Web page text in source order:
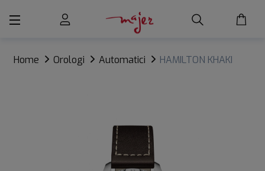
Home Orologi Automatici
HAMILTON KHAKI